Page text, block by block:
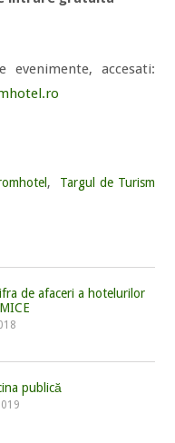
accesati:
,
Targul de Turism
de afaceri a hotelurilor
publică